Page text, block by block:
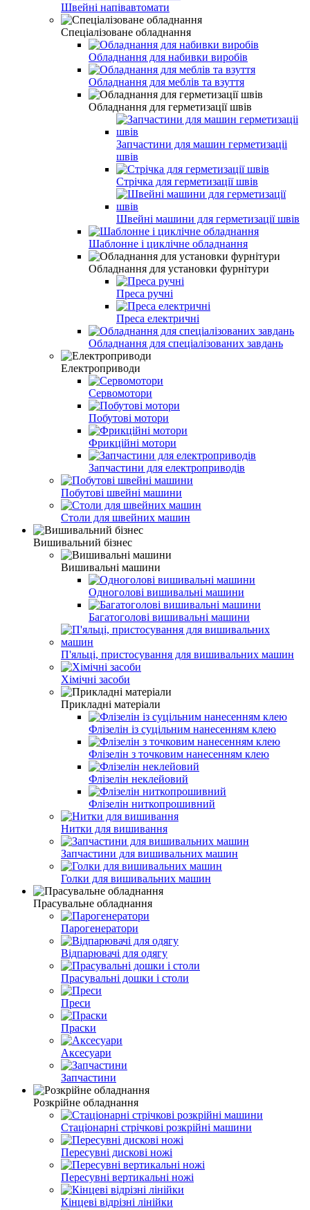
Швейні напівавтомати
Спеціалізоване обладнання
Обладнання для набивки виробів
Обладнання для меблів та взуття
Обладнання для герметизації швів
Запчастини для машин герметизаціі
швів
Стрічка для герметизації швів
Швейні машини для герметизації швів
Шаблонне і циклічне обладнання
Обладнання для установки фурнітури
Преса ручні
Преса електричні
Обладнання для спеціалізованих завдань
Електроприводи
Сервомотори
Побутові мотори
Фрикційні мотори
Запчастини для електроприводів
Побутові швейні машини
Столи для швейних машин
Вишивальний бізнес
Вишивальні машини
Одноголові вишивальні машини
Багатоголові вишивальні машини
П'яльці, пристосування для вишивальних машин
Хімічні засоби
Прикладні матеріали
Флізелін із суцільним нанесенням клею
Флізелін з точковим нанесенням клею
Флізелін неклейовий
Флізелін ниткопрошивний
Нитки для вишивання
Запчастини для вишивальних машин
Голки для вишивальних машин
Прасувальне обладнання
Парогенератори
Відпарювачі для одягу
Прасувальні дошки і столи
Преси
Праски
Аксесуари
Запчастини
Розкрійне обладнання
Стаціонарні стрічкові розкрійні машини
Пересувні дискові ножі
Пересувні вертикальні ножі
Кінцеві відрізні лінійки